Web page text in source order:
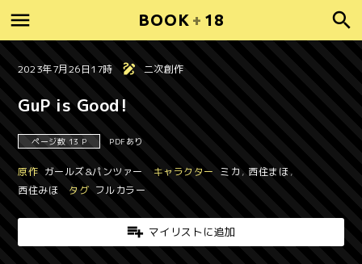
BOOK + 18
2023年7月26日17時 二次創作
GuP is Good!
ページ数 13 P PDFあり
原作 ガールズ&パンツァー キャラクター ミカ , 西住まほ,
西住みほ
タグ フルカラー
マイリストに追加